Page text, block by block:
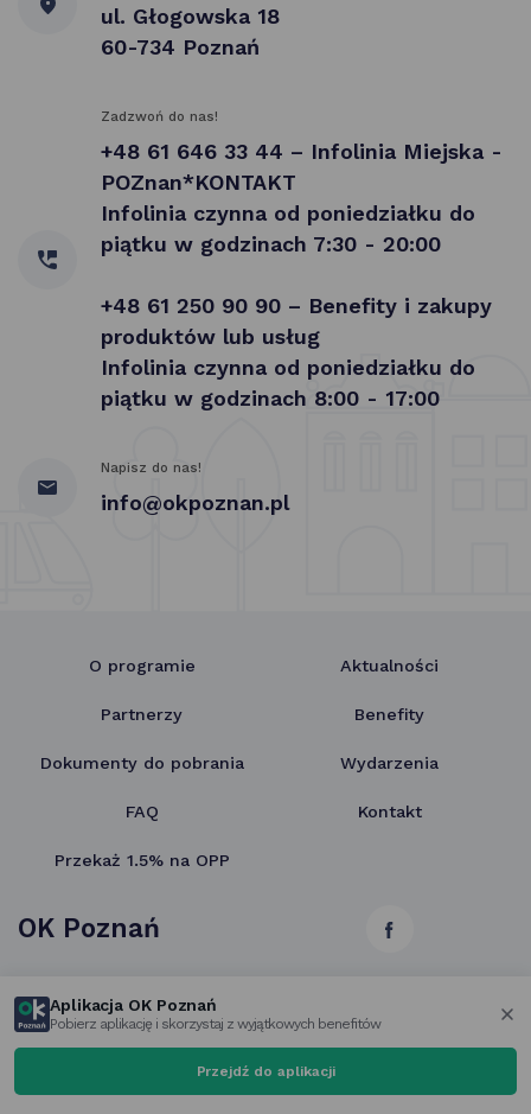
ul. Głogowska 18
60-734 Poznań
Zadzwoń do nas!
+48 61 646 33 44 – Infolinia Miejska -
POZnan*KONTAKT
Infolinia czynna od poniedziałku do
piątku w godzinach 7:30 - 20:00
+48 61 250 90 90 – Benefity i zakupy
produktów lub usług
Infolinia czynna od poniedziałku do
piątku w godzinach 8:00 - 17:00
Napisz do nas!
info@okpoznan.pl
O programie Aktualności
Partnerzy Benefity
Dokumenty do pobrania Wydarzenia
FAQ Kontakt
Przekaż 1.5% na OPP
link
OK Poznań
Zaloguj się
Zamów newsletter
Aplikacja OK Poznań
Pobierz aplikację i skorzystaj z wyjątkowych benefitów
Przejdź do aplikacji